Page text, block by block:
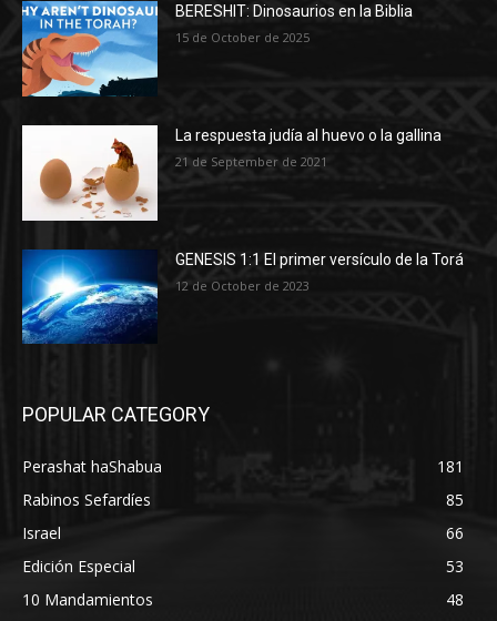
BERESHIT: Dinosaurios en la Biblia
15 de October de 2025
La respuesta judía al huevo o la gallina
21 de September de 2021
GENESIS 1:1 El primer versículo de la Torá
12 de October de 2023
POPULAR CATEGORY
Perashat haShabua
181
Rabinos Sefardíes
85
Israel
66
Edición Especial
53
10 Mandamientos
48